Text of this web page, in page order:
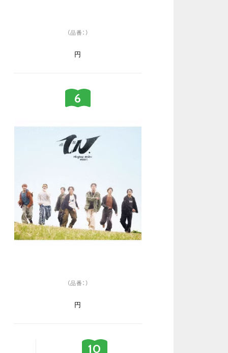
（品番：）
円
（品番：）
円